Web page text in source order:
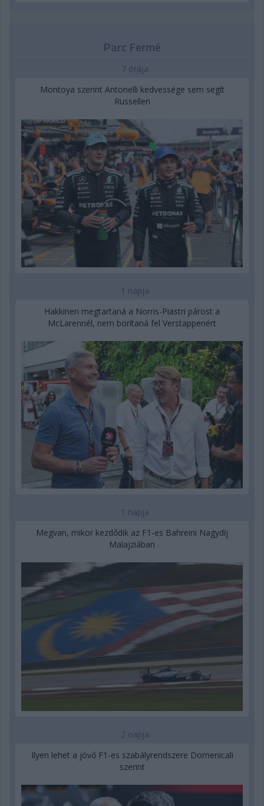
Parc Fermé
7 órája
Montoya szerint Antonelli kedvessége sem segít
Russellen
1 napja
Hakkinen megtartaná a Norris-Piastri párost a
McLarennél, nem borítaná fel Verstappenért
1 napja
Megvan, mikor kezdődik az F1-es Bahreini Nagydíj
Malajziában
2 napja
Ilyen lehet a jövő F1-es szabályrendszere Domenicali
szerint